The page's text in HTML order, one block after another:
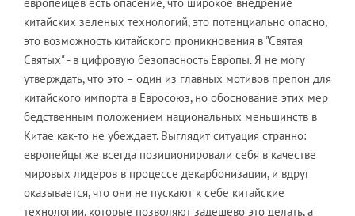
китайских зеленых технологий, это потенциально опасно,
это возможность китайского проникновения в "Святая
Святых" - в цифровую безопасность Европы. Я не могу
утверждать, что это – один из главных мотивов препон для
китайского импорта в Евросоюз, но обоснование этих мер
бедственным положением национальных меньшинств в
Китае как-то не убеждает. Выглядит ситуация странно:
европейцы же всегда позиционировали себя в качестве
мировых лидеров в процессе декарбонизации, и вдруг
оказывается, что они не пускают к себе китайские
технологии, которые позволяют задешево это делать, а